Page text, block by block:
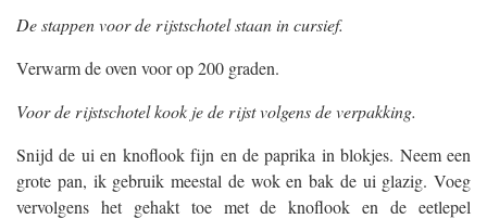
De stappen voor de rijstschotel staan in cursief.
Verwarm de oven voor op 200 graden.
Voor de rijstschotel kook je de rijst volgens de verpakking.
Snijd de ui en knoflook fijn en de paprika in blokjes. Neem een
grote pan, ik gebruik meestal de wok en bak de ui glazig. Voeg
vervolgens het gehakt toe met de knoflook en de eetlepel